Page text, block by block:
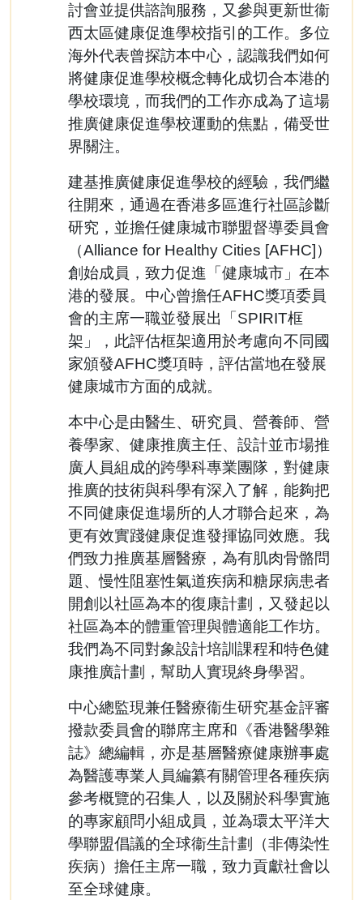
討會並提供諮詢服務，又參與更新世衞
西太區健康促進學校指引的工作。多位
海外代表曾探訪本中心，認識我們如何
將健康促進學校概念轉化成切合本港的
學校環境，而我們的工作亦成為了這場
推廣健康促進學校運動的焦點，備受世
界關注。
建基推廣健康促進學校的經驗，我們繼
往開來，通過在香港多區進行社區診斷
研究，並擔任健康城市聯盟督導委員會
（Alliance for Healthy Cities [AFHC]）
創始成員，致力促進「健康城市」在本
港的發展。中心曾擔任AFHC獎項委員
會的主席一職並發展出「SPIRIT框
架」，此評估框架適用於考慮向不同國
家頒發AFHC獎項時，評估當地在發展
健康城市方面的成就。
本中心是由醫生、研究員、營養師、營
養學家、健康推廣主任、設計並市場推
廣人員組成的跨學科專業團隊，對健康
推廣的技術與科學有深入了解，能夠把
不同健康促進場所的人才聯合起來，為
更有效實踐健康促進發揮協同效應。我
們致力推廣基層醫療，為有肌肉骨骼問
題、慢性阻塞性氣道疾病和糖尿病患者
開創以社區為本的復康計劃，又發起以
社區為本的體重管理與體適能工作坊。
我們為不同對象設計培訓課程和特色健
康推廣計劃，幫助人實現終身學習。
中心總監現兼任醫療衞生研究基金評審
撥款委員會的聯席主席和《香港醫學雜
誌》總編輯，亦是基層醫療健康辦事處
為醫護專業人員編纂有關管理各種疾病
參考概覽的召集人，以及關於科學實施
的專家顧問小組成員，並為環太平洋大
學聯盟倡議的全球衞生計劃（非傳染性
疾病）擔任主席一職，致力貢獻社會以
至全球健康。